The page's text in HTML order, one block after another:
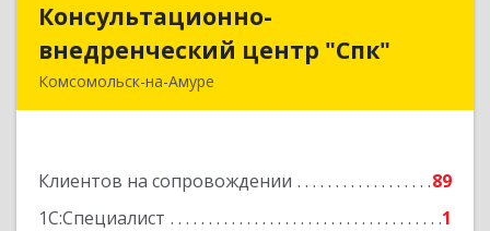
Консультационно-
внедренческий центр "Спк"
Комсомольск-на-Амуре
Клиентов на сопровождении
89
1С:Специалист
1
Консультационно-
внедренческий центр "Спк"
Подробнее